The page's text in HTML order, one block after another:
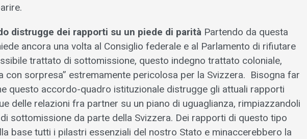
distrugge dei rapporti su un piede di parità Partendo da questa
ancora una volta al Consiglio federale e al Parlamento di rifiutare
trattato di sottomissione, questo indegno trattato coloniale,
con sorpresa” estremamente pericolosa per la Svizzera. Bisogna far
questo accordo-quadro istituzionale distrugge gli attuali rapporti
delle relazioni fra partner su un piano di uguaglianza, rimpiazzandoli
sottomissione da parte della Svizzera. Dei rapporti di questo tipo
base tutti i pilastri essenziali del nostro Stato e minaccerebbero la